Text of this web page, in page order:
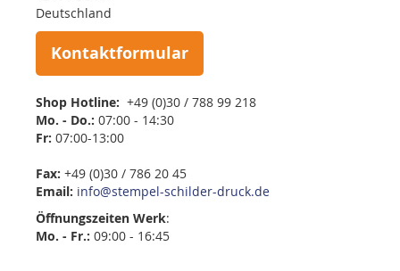
Deutschland
Kontaktformular
Shop Hotline: +49 (0)30 / 788 99 218
Mo. - Do.: 07:00 - 14:30
Fr: 07:00-13:00
Fax: +49 (0)30 / 786 20 45
Email: info@stempel-schilder-druck.de
Öffnungszeiten Werk:
Mo. - Fr.: 09:00 - 16:45